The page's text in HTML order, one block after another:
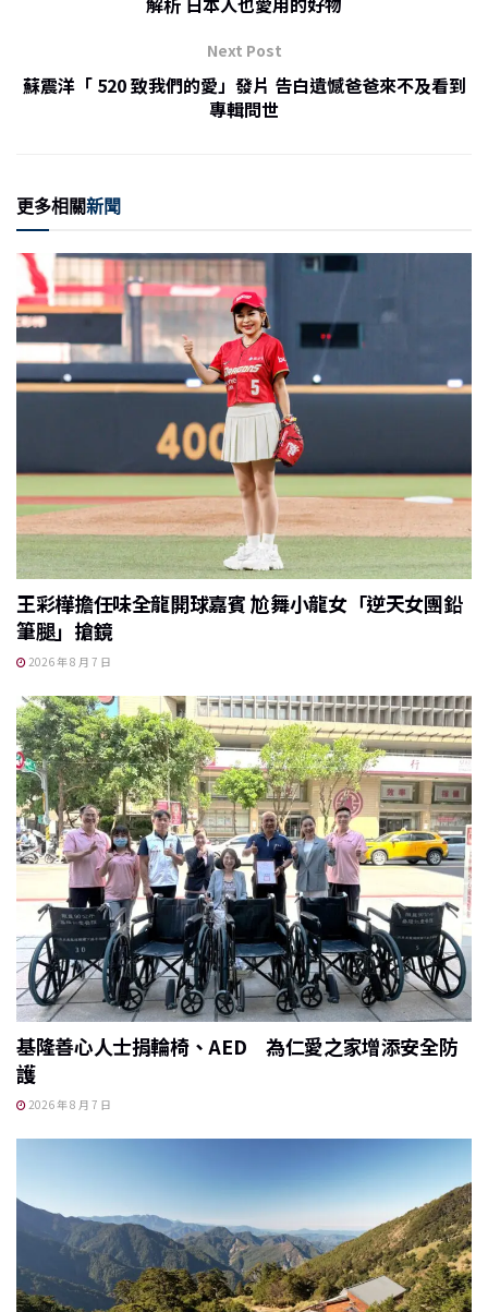
k
Next Post
蘇震洋「 520 致我們的愛」發片 告白遺憾爸爸來不及看到
專輯問世
更多相關新聞
王彩樺擔任味全龍開球嘉賓 尬舞小龍女「逆天女團鉛
筆腿」搶鏡
2026 年 8 月 7 日
基隆善心人士捐輪椅、AED 為仁愛之家增添安全防
護
2026 年 8 月 7 日